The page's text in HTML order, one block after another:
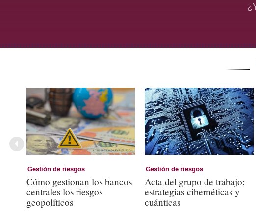
Gestión de riesgos
Cómo gestionan los bancos
centrales los riesgos
geopolíticos
Gestión de riesgos
Acta del grupo de trabajo:
estrategias cibernéticas y
cuánticas